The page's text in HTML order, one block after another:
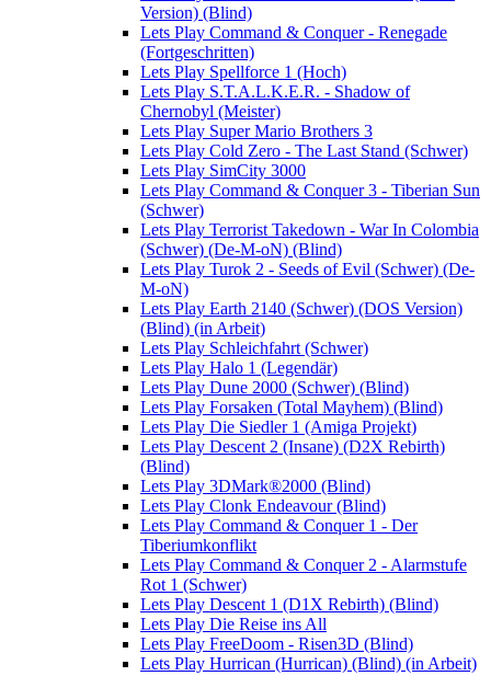
Version) (Blind)
Lets Play Command & Conquer - Renegade
(Fortgeschritten)
Lets Play Spellforce 1 (Hoch)
Lets Play S.T.A.L.K.E.R. - Shadow of
Chernobyl (Meister)
Lets Play Super Mario Brothers 3
Lets Play Cold Zero - The Last Stand (Schwer)
Lets Play SimCity 3000
Lets Play Command & Conquer 3 - Tiberian Sun
(Schwer)
Lets Play Terrorist Takedown - War In Colombia
(Schwer) (De-M-oN) (Blind)
Lets Play Turok 2 - Seeds of Evil (Schwer) (De-
M-oN)
Lets Play Earth 2140 (Schwer) (DOS Version)
(Blind) (in Arbeit)
Lets Play Schleichfahrt (Schwer)
Lets Play Halo 1 (Legendär)
Lets Play Dune 2000 (Schwer) (Blind)
Lets Play Forsaken (Total Mayhem) (Blind)
Lets Play Die Siedler 1 (Amiga Projekt)
Lets Play Descent 2 (Insane) (D2X Rebirth)
(Blind)
Lets Play 3DMark®2000 (Blind)
Lets Play Clonk Endeavour (Blind)
Lets Play Command & Conquer 1 - Der
Tiberiumkonflikt
Lets Play Command & Conquer 2 - Alarmstufe
Rot 1 (Schwer)
Lets Play Descent 1 (D1X Rebirth) (Blind)
Lets Play Die Reise ins All
Lets Play FreeDoom - Risen3D (Blind)
Lets Play Hurrican (Hurrican) (Blind) (in Arbeit)